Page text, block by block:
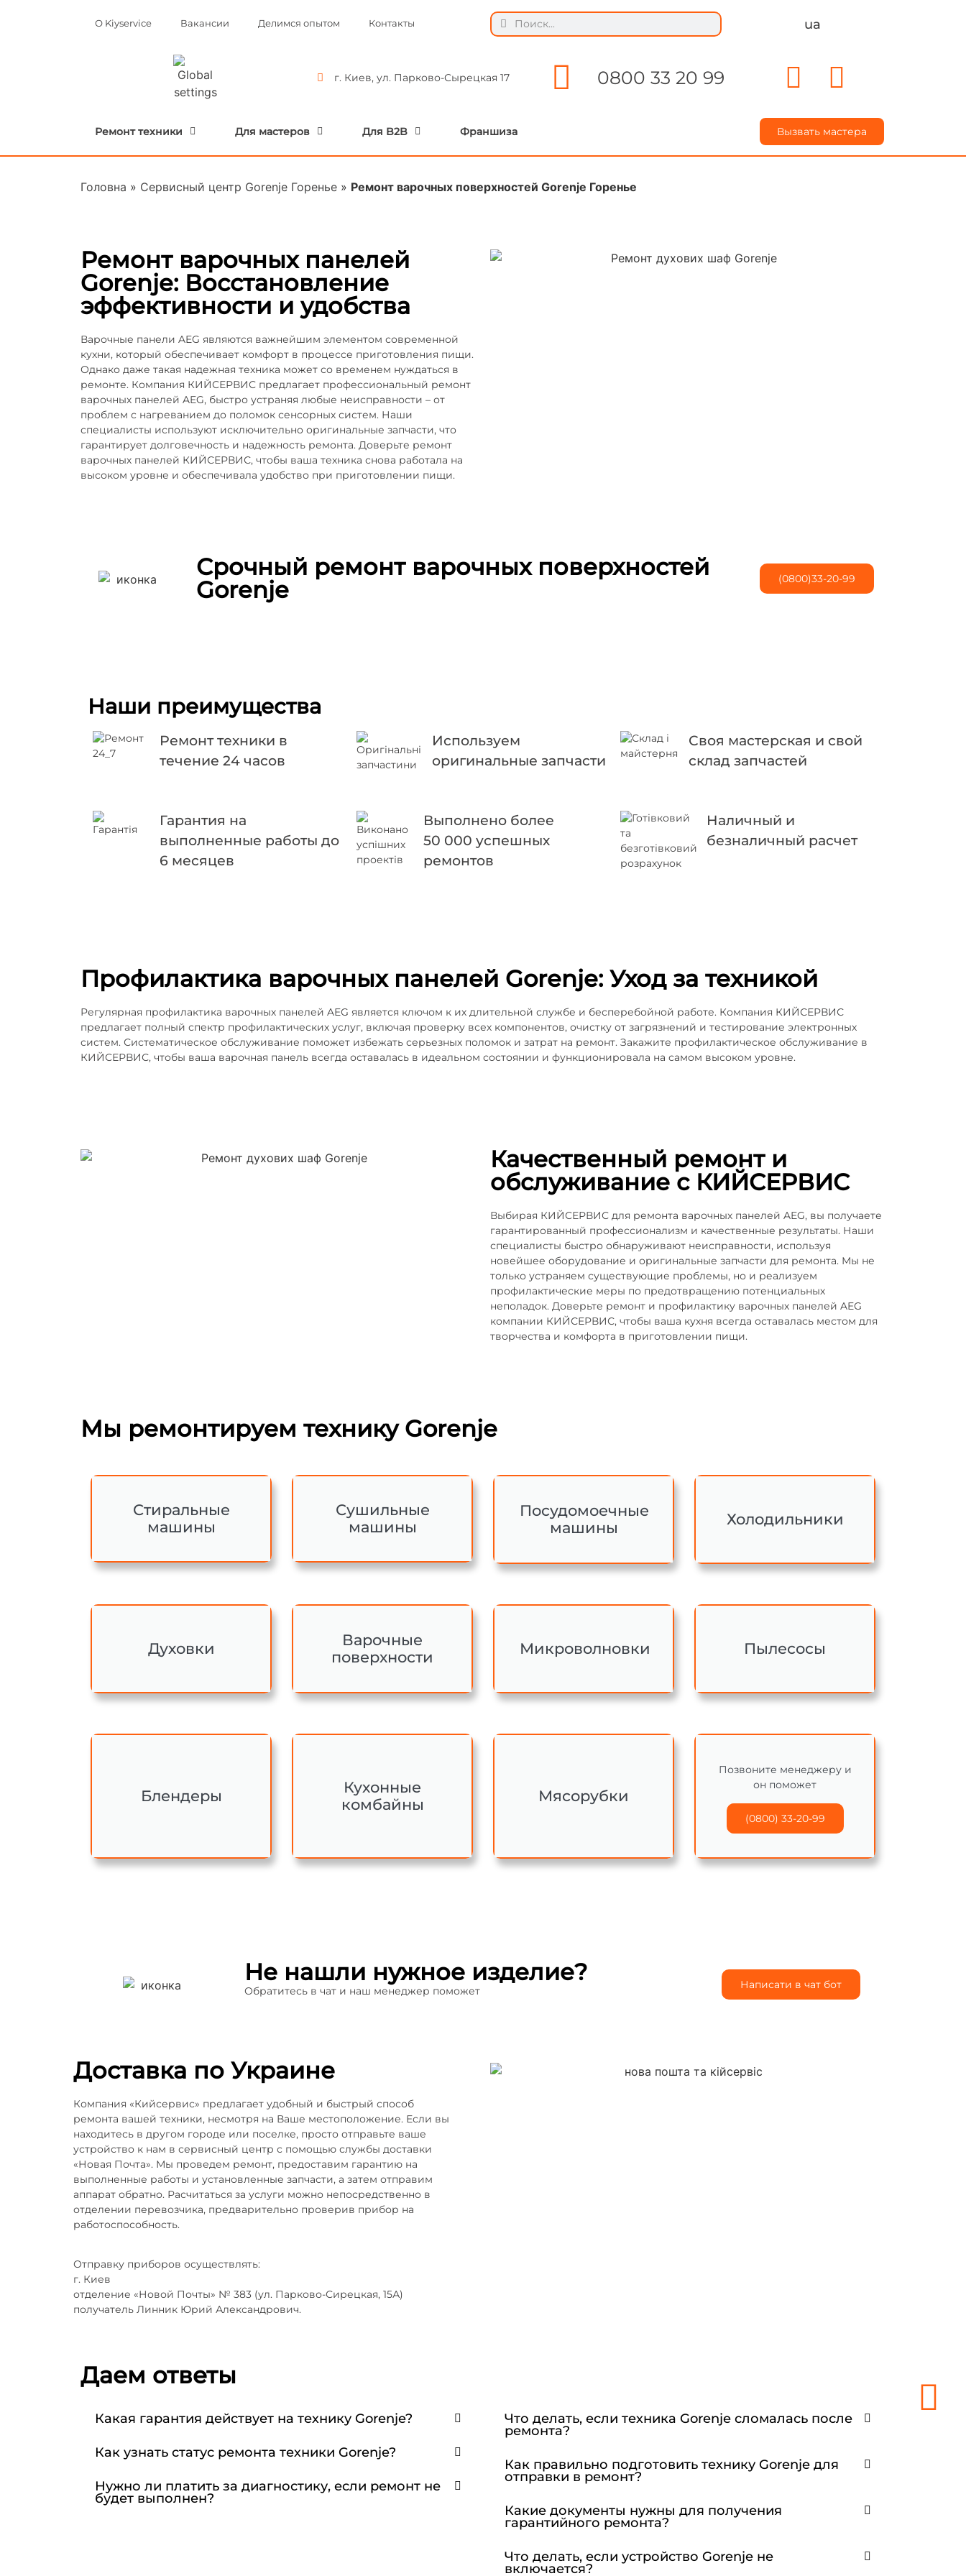
О Kiyservice Вакансии Делимся опытом Контакты ua
г. Киев, ул. Парково-Сырецкая 17 0800 33 20 99
Ремонт техники Для мастеров Для B2B Франшиза Вызвать мастера
Головна » Сервисный центр Gorenje Горенье » Ремонт варочных поверхностей Gorenje Горенье
Ремонт варочных панелей
Gorenje: Восстановление
эффективности и удобства
Варочные панели AEG являются важнейшим элементом современной
кухни, который обеспечивает комфорт в процессе приготовления пищи.
Однако даже такая надежная техника может со временем нуждаться в
ремонте. Компания КИЙСЕРВИС предлагает профессиональный ремонт
варочных панелей AEG, быстро устраняя любые неисправности – от
проблем с нагреванием до поломок сенсорных систем. Наши
специалисты используют исключительно оригинальные запчасти, что
гарантирует долговечность и надежность ремонта. Доверьте ремонт
варочных панелей КИЙСЕРВИС, чтобы ваша техника снова работала на
высоком уровне и обеспечивала удобство при приготовлении пищи.
Срочный ремонт варочных поверхностей
Gorenje
(0800)33-20-99
Наши преимущества
Ремонт техники в
течение 24 часов
Используем
оригинальные запчасти
Своя мастерская и свой
склад запчастей
Гарантия на
выполненные работы до
6 месяцев
Выполнено более
50 000 успешных
ремонтов
Наличный и
безналичный расчет
Профилактика варочных панелей Gorenje: Уход за техникой
Регулярная профилактика варочных панелей AEG является ключом к их длительной службе и бесперебойной работе. Компания КИЙСЕРВИС
предлагает полный спектр профилактических услуг, включая проверку всех компонентов, очистку от загрязнений и тестирование электронных
систем. Систематическое обслуживание поможет избежать серьезных поломок и затрат на ремонт. Закажите профилактическое обслуживание в
КИЙСЕРВИС, чтобы ваша варочная панель всегда оставалась в идеальном состоянии и функционировала на самом высоком уровне.
Качественный ремонт и
обслуживание с КИЙСЕРВИС
Выбирая КИЙСЕРВИС для ремонта варочных панелей AEG, вы получаете
гарантированный профессионализм и качественные результаты. Наши
специалисты быстро обнаруживают неисправности, используя
новейшее оборудование и оригинальные запчасти для ремонта. Мы не
только устраняем существующие проблемы, но и реализуем
профилактические меры по предотвращению потенциальных
неполадок. Доверьте ремонт и профилактику варочных панелей AEG
компании КИЙСЕРВИС, чтобы ваша кухня всегда оставалась местом для
творчества и комфорта в приготовлении пищи.
Мы ремонтируем технику Gorenje
Стиральные
машины
Сушильные
машины
Посудомоечные
машины
Холодильники
Духовки
Варочные
поверхности
Микроволновки Пылесосы
Блендеры
Кухонные
комбайны
Мясорубки
Позвоните менеджеру и
он поможет
(0800) 33-20-99
Не нашли нужное изделие?
Обратитесь в чат и наш менеджер поможет Написати в чат бот
Доставка по Украине
Компания «Кийсервис» предлагает удобный и быстрый способ
ремонта вашей техники, несмотря на Ваше местоположение. Если вы
находитесь в другом городе или поселке, просто отправьте ваше
устройство к нам в сервисный центр с помощью службы доставки
«Новая Почта». Мы проведем ремонт, предоставим гарантию на
выполненные работы и установленные запчасти, а затем отправим
аппарат обратно. Расчитаться за услуги можно непосредственно в
отделении перевозчика, предварительно проверив прибор на
работоспособность.
Отправку приборов осуществлять:
г. Киев
отделение «Новой Почты» № 383 (ул. Парково-Сирецкая, 15А)
получатель Линник Юрий Александрович.
Даем ответы
Какая гарантия действует на технику Gorenje?
Как узнать статус ремонта техники Gorenje?
Нужно ли платить за диагностику, если ремонт не
будет выполнен?
Что делать, если техника Gorenje сломалась после
ремонта?
Как правильно подготовить технику Gorenje для
отправки в ремонт?
Какие документы нужны для получения
гарантийного ремонта?
Что делать, если устройство Gorenje не
включается?